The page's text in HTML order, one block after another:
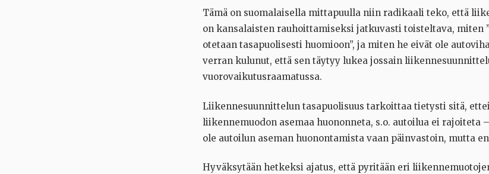
Tämä on suomalaisella mittapuulla niin radikaali teko, että
on kansalaisten rauhoittamiseksi jatkuvasti toisteltava, miten
otetaan tasapuolisesti huomioon”, ja miten he eivät ole
verran kulunut, että sen täytyy lukea jossain
vuorovaikutusraamatussa.
Liikennesuunnittelun tasapuolisuus tarkoittaa tietysti sitä,
liikennemuodon asemaa huononneta, s.o. autoilua ei rajoiteta
ole autoilun aseman huonontamista vaan päinvastoin, mutta
Hyväksytään hetkeksi ajatus, että pyritään eri